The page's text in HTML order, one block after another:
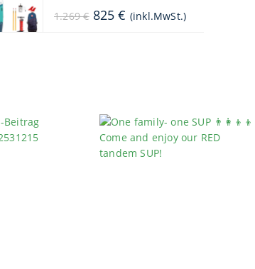
1.269€ Ursprünglicher
Preis
825€ Aktueller
Preis
(inkl.MwSt.)